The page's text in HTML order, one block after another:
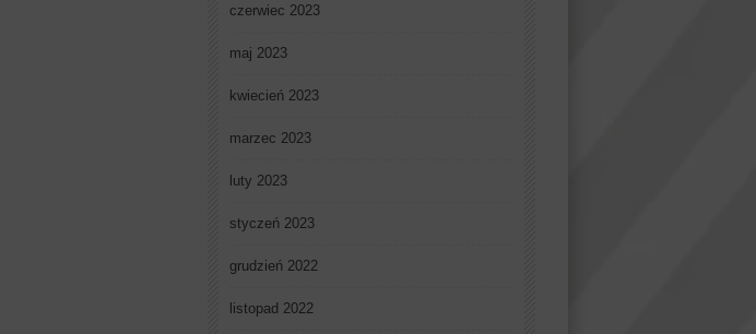
czerwiec 2023
maj 2023
kwiecień 2023
marzec 2023
luty 2023
styczeń 2023
grudzień 2022
listopad 2022